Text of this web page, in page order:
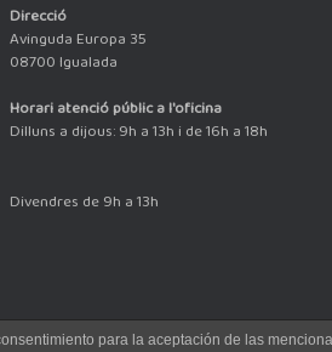
Direcció
Avinguda Europa 35
08700 Igualada
Horari atenció públic a l'oficina
Dilluns a dijous: 9h a 13h i de 16h a 18h
Divendres de 9h a 13h
para la aceptación de las